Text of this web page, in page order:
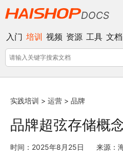
DOCS
入门 培训 视频 资源 工具 文档
实践培训 > 运营 > 品牌
品牌超弦存储概
时间：2025年8月25日 来源：